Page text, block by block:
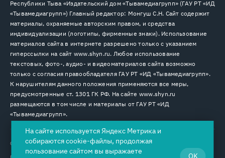
Республики Тыва «Издательский дом «Тывамедиагрупп» (ГАУ РТ «ИД
«Тывамедиагрупп») Главный редактор: Монгуш С.Н. Сайт содержит
материалы, охраняемые авторским правом, и средства
индивидуализации (логотипы, фирменные знаки). Использование
материалов сайта в интернете разрешено только с указанием
гиперссылки на сайт www.shyn.ru. Любое использование
текстовых, фото-, аудио- и видеоматериалов сайта возможно
только с согласия правообладателя ГАУ РТ «ИД «Тывамедиагрупп».
К нарушителям данного положения применяются все меры,
предусмотренные ст. 1301 ГК РФ. На сайте www.shyn.ru
размещаются в том числе и материалы от ГАУ РТ «ИД
«Тывамедиагрупп».
© 2026. Все права защищены.
12+
На сайте используется Яндекс Метрика и
собираются cookie-файлы, продолжая
пользование сайтом вы выражаете
OK